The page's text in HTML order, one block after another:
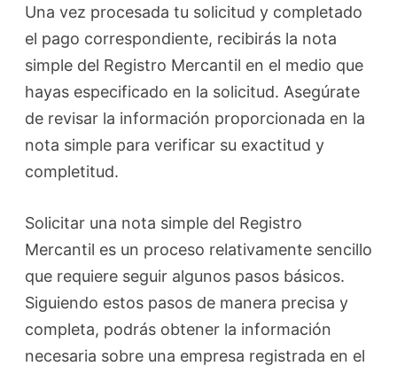
Una vez procesada tu solicitud y completado
el pago correspondiente, recibirás la nota
simple del Registro Mercantil en el medio que
hayas especificado en la solicitud. Asegúrate
de revisar la información proporcionada en la
nota simple para verificar su exactitud y
completitud.
Solicitar una nota simple del Registro
Mercantil es un proceso relativamente sencillo
que requiere seguir algunos pasos básicos.
Siguiendo estos pasos de manera precisa y
completa, podrás obtener la información
necesaria sobre una empresa registrada en el